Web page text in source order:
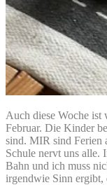
Auch diese Woche ist
Februar. Die Kinder
sind. MIR sind Ferien
Schule nervt uns alle.
Bahn und ich muss
irgendwie Sinn